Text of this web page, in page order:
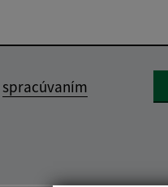
spracúvaním